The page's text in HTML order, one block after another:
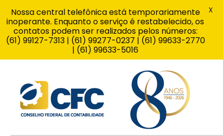
Nossa central telefônica está temporariamente
inoperante. Enquanto o serviço é restabelecido, os
contatos podem ser realizados pelos números:
(61) 99127-7313 | (61) 99277-0237 | (61) 99633-2770
| (61) 99633-5016
X